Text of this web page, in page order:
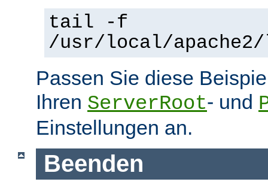
tail -f
/usr/local/
Passen Sie diese
Ihren ServerRoot- und
Einstellungen an.
Beenden